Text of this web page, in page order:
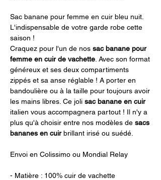
Sac banane pour femme en cuir bleu nuit.
L'indispensable de votre garde robe cette
saison !
Craquez pour l'un de nos sac banane pour
femme en cuir de vachette . Avec son format
généreux et ses deux compartiments
zippés et sa anse réglable ! A porter en
bandoulière ou à la taille pour toujours avoir
les mains libres. Ce joli sac banane en cuir
italien vous accompagnera partout ! Il n'y a
plus qu'à choisir entre nos modèles de sacs
bananes en cuirbrillant irisé ou suédé.
Envoi en Colissimo ou Mondial Relay
- Matière : 100% cuir de vachette